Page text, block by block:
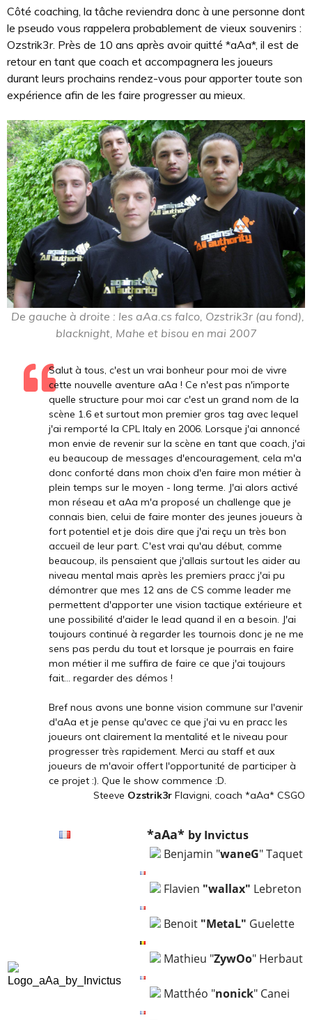
Côté coaching, la tâche reviendra donc à une personne dont
le pseudo vous rappelera probablement de vieux souvenirs :
Ozstrik3r. Près de 10 ans après avoir quitté *aAa*, il est de
retour en tant que coach et accompagnera les joueurs
durant leurs prochains rendez-vous pour apporter toute son
expérience afin de les faire progresser au mieux.
De gauche à droite : les aAa.cs falco, Ozstrik3r (au fond),
blacknight, Mahe et bisou en mai 2007
Salut à tous, c'est un vrai bonheur pour moi de vivre
cette nouvelle aventure aAa ! Ce n'est pas n'importe
quelle structure pour moi car c'est un grand nom de la
scène 1.6 et surtout mon premier gros tag avec lequel
j'ai remporté la CPL Italy en 2006. Lorsque j'ai annoncé
mon envie de revenir sur la scène en tant que coach, j'ai
eu beaucoup de messages d'encouragement, cela m'a
donc conforté dans mon choix d'en faire mon métier à
plein temps sur le moyen - long terme. J'ai alors activé
mon réseau et aAa m'a proposé un challenge que je
connais bien, celui de faire monter des jeunes joueurs à
fort potentiel et je dois dire que j'ai reçu un très bon
accueil de leur part. C'est vrai qu'au début, comme
beaucoup, ils pensaient que j'allais surtout les aider au
niveau mental mais après les premiers pracc j'ai pu
démontrer que mes 12 ans de CS comme leader me
permettent d'apporter une vision tactique extérieure et
une possibilité d'aider le lead quand il en a besoin. J'ai
toujours continué à regarder les tournois donc je ne me
sens pas perdu du tout et lorsque je pourrais en faire
mon métier il me suffira de faire ce que j'ai toujours
fait... regarder des démos !
Bref nous avons une bonne vision commune sur l'avenir
d'aAa et je pense qu'avec ce que j'ai vu en pracc les
joueurs ont clairement la mentalité et le niveau pour
progresser très rapidement. Merci au staff et aux
joueurs de m'avoir offert l'opportunité de participer à
ce projet :). Que le show commence :D.
Steeve Ozstrik3r Flavigni, coach *aAa* CSGO
*aAa* by Invictus
Benjamin "waneG" Taquet
Flavien "wallax" Lebreton
Benoit "MetaL" Guelette
Mathieu "ZywOo" Herbaut
Matthéo "nonick" Canei